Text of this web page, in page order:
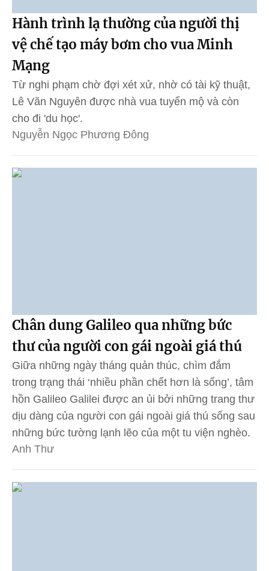
Hành trình lạ thường của người thị
vệ chế tạo máy bơm cho vua Minh
Mạng
Từ nghi phạm chờ đợi xét xử, nhờ có tài kỹ thuật,
Lê Văn Nguyên được nhà vua tuyển mộ và còn
cho đi 'du học'.
Nguyễn Ngọc Phương Đông
Chân dung Galileo qua những bức
thư của người con gái ngoài giá thú
Giữa những ngày tháng quản thúc, chìm đắm
trong trạng thái ‘nhiều phần chết hơn là sống’, tâm
hồn Galileo Galilei được an ủi bởi những trang thư
dịu dàng của người con gái ngoài giá thú sống sau
những bức tường lạnh lẽo của một tu viện nghèo.
Anh Thư